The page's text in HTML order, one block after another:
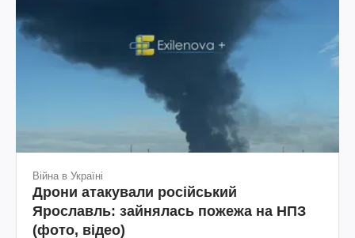
Війна в Україні
Дрони атакували російський
Ярославль: зайнялась пожежа на НПЗ
(фото, відео)